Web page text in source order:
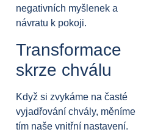
negativních myšlenek a
návratu k pokoji.
Transformace
skrze chválu
Když si zvykáme na časté
vyjadřování chvály, měníme
tím naše vnitřní nastavení.